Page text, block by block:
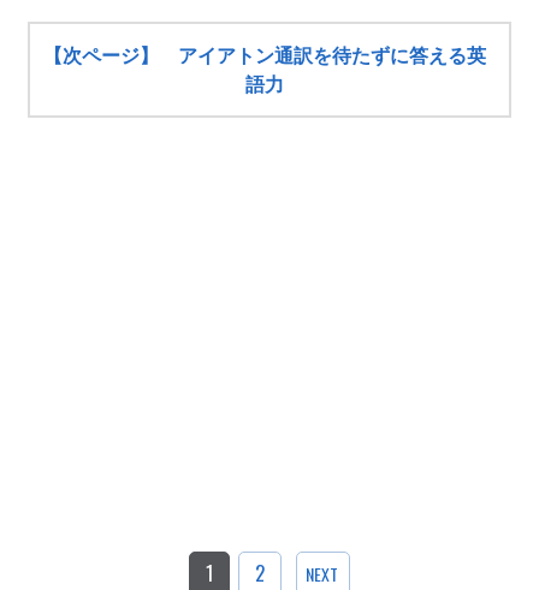
【次ページ】 アイアトン通訳を待たずに答える英
語力
1 2 NEXT